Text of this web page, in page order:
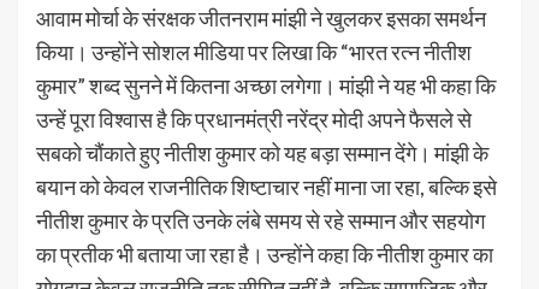
आवाम मोर्चा के संरक्षक जीतनराम मांझी ने खुलकर इसका समर्थन
किया। उन्होंने सोशल मीडिया पर लिखा कि “भारत रत्न नीतीश
कुमार” शब्द सुनने में कितना अच्छा लगेगा। मांझी ने यह भी कहा कि
उन्हें पूरा विश्वास है कि प्रधानमंत्री नरेंद्र मोदी अपने फैसले से
सबको चौंकाते हुए नीतीश कुमार को यह बड़ा सम्मान देंगे। मांझी के
बयान को केवल राजनीतिक शिष्टाचार नहीं माना जा रहा, बल्कि इसे
नीतीश कुमार के प्रति उनके लंबे समय से रहे सम्मान और सहयोग
का प्रतीक भी बताया जा रहा है। उन्होंने कहा कि नीतीश कुमार का